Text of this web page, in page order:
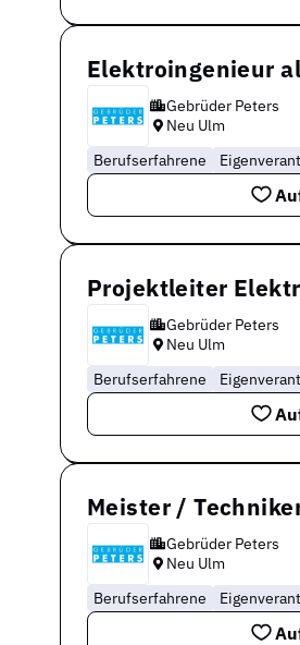
Elektroingenieur
Gebrüder Peters
Neu Ulm
Berufserfahrene
Projektleiter
Gebrüder Peters
Neu Ulm
Berufserfahrene
Meister /
Gebrüder Peters
Neu Ulm
Berufserfahrene